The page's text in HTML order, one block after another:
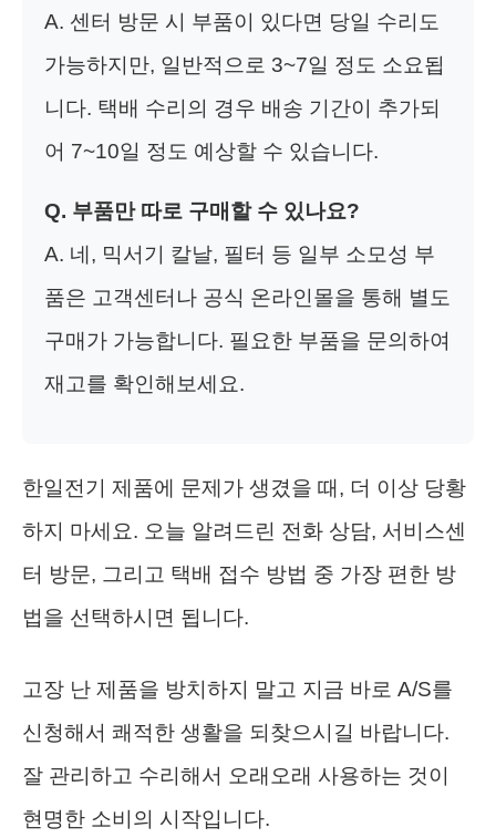
A. 센터 방문 시 부품이 있다면 당일 수리도
가능하지만, 일반적으로 3~7일 정도 소요됩
니다. 택배 수리의 경우 배송 기간이 추가되
어 7~10일 정도 예상할 수 있습니다.
Q. 부품만 따로 구매할 수 있나요?
A. 네, 믹서기 칼날, 필터 등 일부 소모성 부
품은 고객센터나 공식 온라인몰을 통해 별도
구매가 가능합니다. 필요한 부품을 문의하여
재고를 확인해보세요.
한일전기 제품에 문제가 생겼을 때, 더 이상 당황
하지 마세요. 오늘 알려드린 전화 상담, 서비스센
터 방문, 그리고 택배 접수 방법 중 가장 편한 방
법을 선택하시면 됩니다.
고장 난 제품을 방치하지 말고 지금 바로 A/S를
신청해서 쾌적한 생활을 되찾으시길 바랍니다.
잘 관리하고 수리해서 오래오래 사용하는 것이
현명한 소비의 시작입니다.